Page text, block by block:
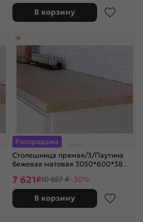
В корзину
Распродажа
Столешница прямая/3/Паутина
бежевая матовая 3050*600*38
7 621₽10 887 ₽ -30%
В корзину